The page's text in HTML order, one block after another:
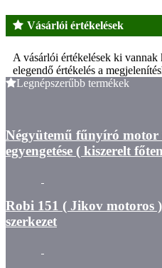
Vásárlói értékelések
A vásárlói értékelések ki
elegendő értékelés a
Legnépszerűbb termékek
Négyütemű fűnyíró motor
egyengetése ( kiszerelt
Robi 151 ( Jikov motoros
szerkezet